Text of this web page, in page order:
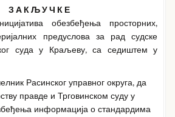
З А К Љ У Ч К Е
обезбеђења просторних,
предуслова за рад судске
суда у Краљеву, са седиштем у
Расинског управног округа, да
правде и Трговинском суду у
информација о стандардима